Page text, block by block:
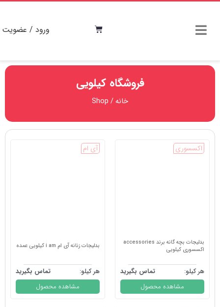
ورود / عضویت
فروشگاه کیلویی
خانه/ Shop
اکسسوری
بدلیجات بچه گانه برند accessories
اکسسوری کیلویی
هر کیلو:
تماس بگیرید
مشاهده محصول
آی ام
بدلیجات زنانه آی ام i am کیلویی عمده
هر کیلو:
تماس بگیرید
مشاهده محصول